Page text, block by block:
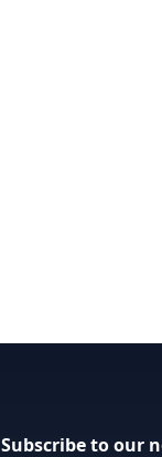
Subscribe to our